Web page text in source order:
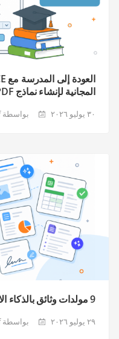
المجانية لإنشاء نماذج PDF
٣٠ يوليو ٢٠٢٦ بواسطة Moncif
9 مولدات وثائق بالذكاء الاصطناعي يجب متابعتها في 2026
٢٩ يوليو ٢٠٢٦ بواسطة Moncif